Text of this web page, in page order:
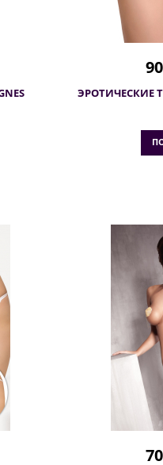
ЭРОТИЧЕСКИЕ